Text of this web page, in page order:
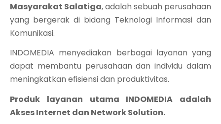
Masyarakat Salatiga, adalah sebuah perusahaan
yang bergerak di bidang Teknologi Informasi dan
Komunikasi.
INDOMEDIA menyediakan berbagai layanan yang
dapat membantu perusahaan dan individu dalam
meningkatkan efisiensi dan produktivitas.
Produk layanan utama INDOMEDIA adalah
Akses Internet dan Network Solution.